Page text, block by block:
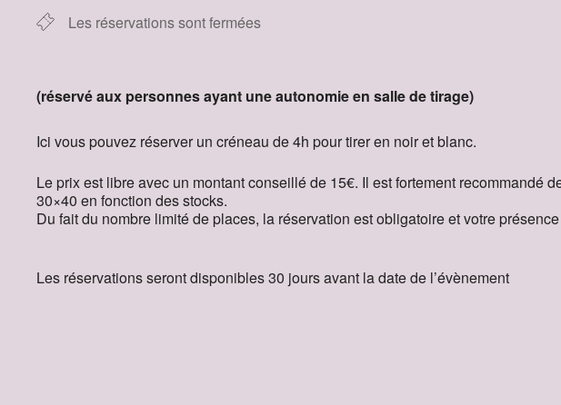
Les réservations sont fermées
(réservé aux personnes ayant une autonomie en salle de tirage)
Ici vous pouvez réserver un créneau de 4h pour tirer en noir et blanc.
Le prix est libre avec un montant conseillé de 15€. Il est fortement recommandé
30×40 en fonction des stocks.
Du fait du nombre limité de places, la réservation est obligatoire et votre
Les réservations seront disponibles 30 jours avant la date de l’évènement